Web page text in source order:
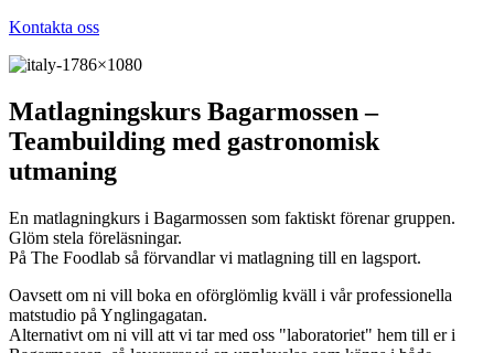
Kontakta oss
Matlagningskurs Bagarmossen –
Teambuilding med gastronomisk
utmaning
En matlagningkurs i Bagarmossen som faktiskt förenar gruppen.
Glöm stela föreläsningar.
På The Foodlab så förvandlar vi matlagning till en lagsport.
Oavsett om ni vill boka en oförglömlig kväll i vår professionella
matstudio på Ynglingagatan.
Alternativt om ni vill att vi tar med oss "laboratoriet" hem till er i